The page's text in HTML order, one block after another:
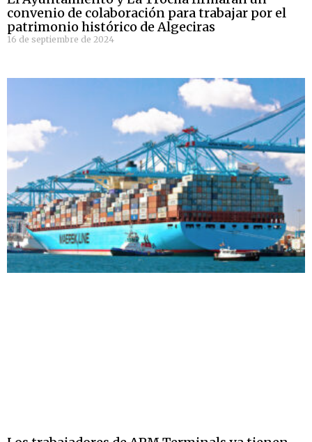
convenio de colaboración para trabajar por el
patrimonio histórico de Algeciras
16 de septiembre de 2024